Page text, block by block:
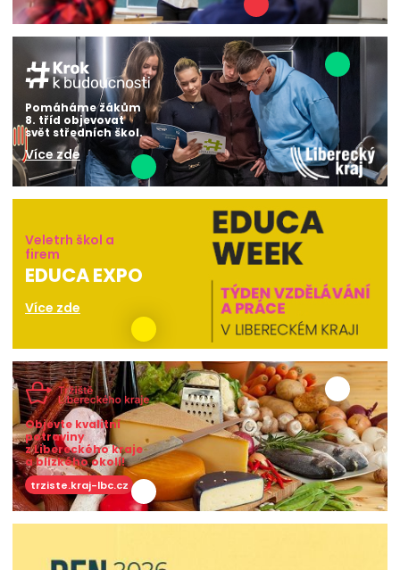
Pomáháme žákům
8. tříd objevovat
svět středních škol.
Více zde
Veletrh škol a
firem
EDUCA EXPO
Více zde
Objevte kvalitní
potraviny
z Libereckého kraje
a blízkého okolí!
trziste.kraj-lbc.cz